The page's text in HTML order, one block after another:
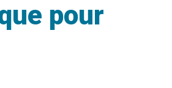
pour